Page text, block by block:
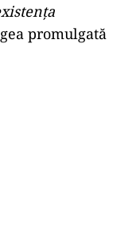
promulgată